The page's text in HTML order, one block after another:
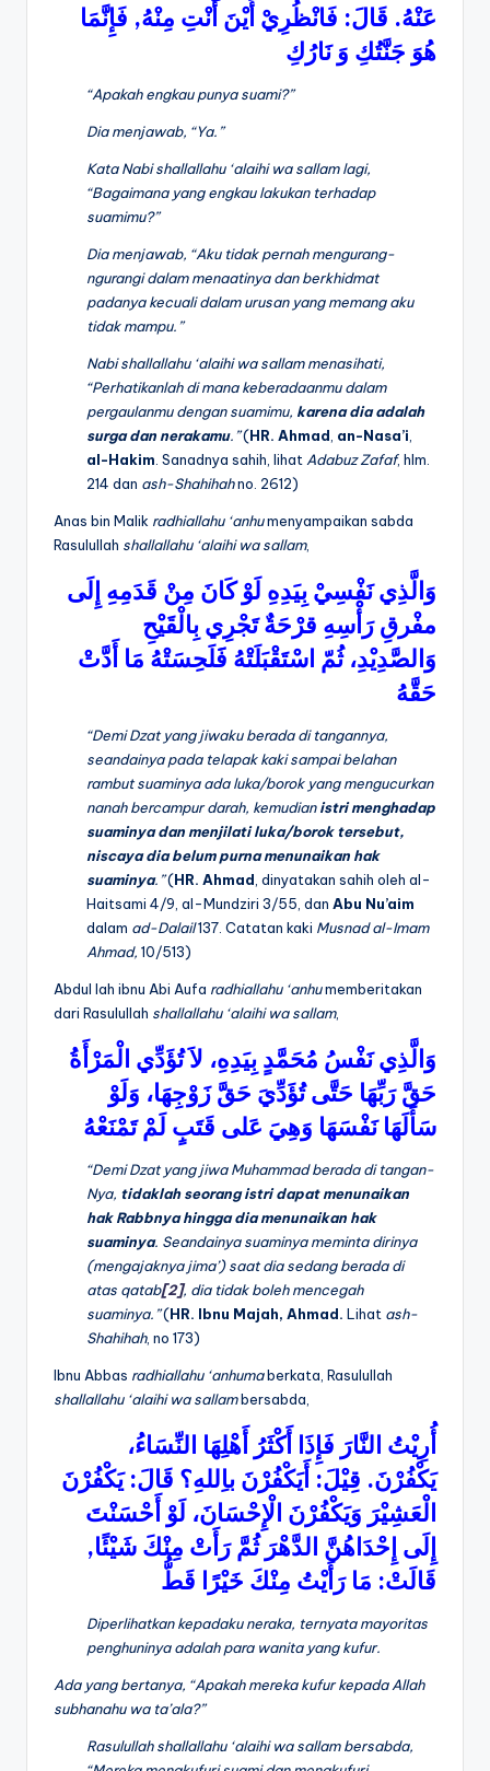
عَنْهُ. قَالَ: فَانْظُرِيْ أَيْنَ أَنْتِ مِنْهُ, فَإِنَّمَا
هُوَ جَنَّتُكِ وَ نَارُكِ
“Apakah engkau punya suami?”
Dia menjawab, “Ya.”
Kata Nabishallallahu ‘alaihi wa sallam lagi,
“Bagaimana yang engkau lakukan terhadap
suamimu?”
Dia menjawab, “Aku tidak pernah mengurang-
ngurangi dalam menaatinya dan berkhidmat
padanya kecuali dalam urusan yang memang aku
tidak mampu.”
Nabishallallahu ‘alaihi wa sallam menasihati,
“Perhatikanlah di mana keberadaanmu dalam
pergaulanmu dengan suamimu, karena dia adalah
surga dan nerakamu.”(HR. Ahmad an-Nasa’i
al-Hakim . Sanadnya sahih, lihat Adabuz Zafaf, hlm.
214 dan ash-Shahihahno. 2612)
Anas bin Malik radhiallahu ‘anhumenyampaikan sabda
Rasulullah shallallahu ‘alaihi wa sallam,
وَالَّذِي نَفْسِيْ بِيَدِهِ لَوْ كَانَ مِنْ قَدَمِهِ إِلَى
مفْرقِ رَأْسِهِ قرْحَةٌ تَجْرِي بِالْقَيْحِ
وَالصَّدِيْدِ، ثُمّ اسْتَقْبَلَتْهُ فََلَحِسَتْهُ مَا أَدَّتْ
حَقَّهُ
“Demi Dzat yang jiwaku berada di tangannya,
seandainya pada telapak kaki sampai belahan
rambut suaminya ada luka/borok yang mengucurkan
nanah bercampur darah, kemudianistri menghadap
suaminya dan menjilati luka/borok tersebut,
niscaya dia belum purna menunaikan hak
suaminya.”(HR. Ahmad , dinyatakan sahih oleh al-
Haitsami 4/9, al-Mundziri 3/55, dan Abu Nu’aim
dalam ad-Dalail137. Catatan kaki Musnad al-Imam
Ahmad, 10/513)
Abdul lah ibnu Abi Aufa radhiallahu ‘anhumemberitakan
dari Rasulullah shallallahu ‘alaihi wa sallam,
وَالَّذِي نَفْسُ مُحَمَّدٍ بِيَدِهِ، لاَتُؤَدِّي الْمَرْأَةُ
حَقَّ رَبِّهَا حَتَّى تُؤَدِّيَ حَقَّ زَوْجِهَا، وَلَوْ
سَأَلَهَا نَفْسَهَا وَهِيَ عَلى قَتَبٍ لَمْ تَمْنَعْهُ
“Demi Dzat yang jiwa Muhammad berada di tangan-
Nya, tidaklah seorang istri dapat menunaikan
hak Rabbnya hingga dia menunaikan hak
suaminya. Seandainya suaminya meminta dirinya
(mengajaknya jima’) saat dia sedang berada di
atas qatab[2], dia tidak boleh mencegah
suaminya.”(HR. Ibnu Majah, Ahmad. Lihat ash-
Shahihah, no 173)
Ibnu Abbas radhiallahu ‘anhumaberkata, Rasulullah
shallallahu ‘alaihi wa sallambersabda,
أُرِيْتُ النَّارَ فَإِذَا أَكْثَرُ أَهْلِهَا النِّسَاءُ،
يَكْفُرْنَ. قِيْلَ: أَيَكْفُرْنَ باِللهِ؟ قَالَ:يَكْفُرْنَ
الْعَشِيْرَ وَيَكْفُرْنَ الْإِحْسَانَ، لَوْ أَحْسَنْتَ
إِلَى إِحْدَاهُنَّ الدَّهْرَ ثُمَّ رَأَتْ مِنْكَ شَيْئًا,
قَالَتْ: مَا رَأَيْتُ مِنْكَ خَيْرًا قَطُّ
Diperlihatkan kepadaku neraka, ternyata mayoritas
penghuninya adalah para wanita yang kufur.
Ada yang bertanya, “Apakah mereka kufur kepada Allah
subhanahu wa ta’ala?”
Rasulullahshallallahu ‘alaihi wa sallam bersabda,